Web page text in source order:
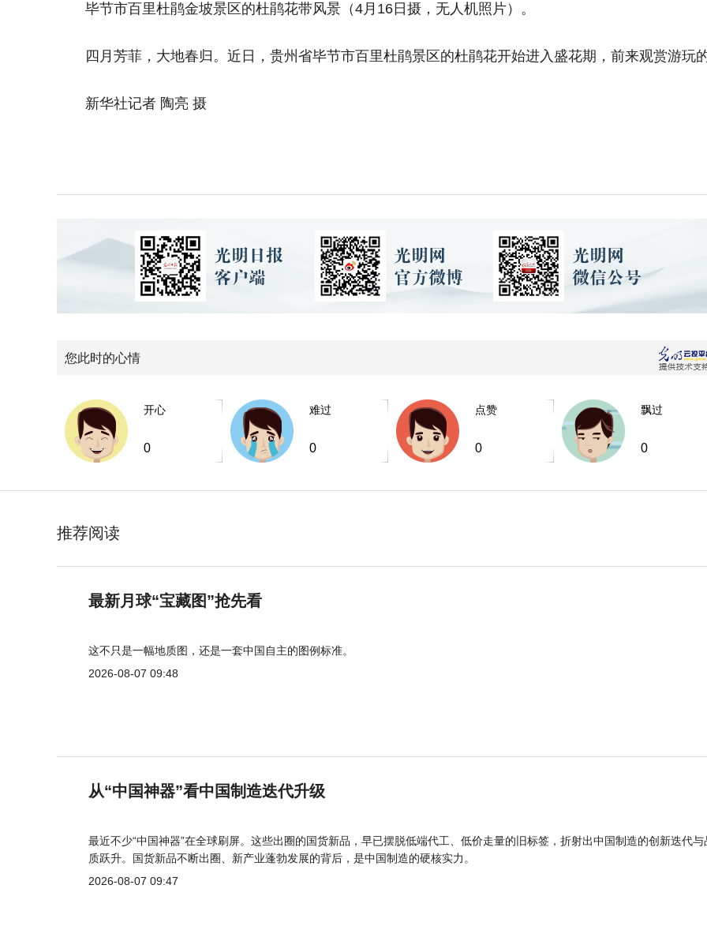
毕节市百里杜鹃金坡景区的杜鹃花带风景（4月16日摄，无人机照片）。
四月芳菲，大地春归。近日，贵州省毕节市百里杜鹃景区的杜鹃花开始进入盛花期，前来观赏游玩
新华社记者 陶亮 摄
您此时的心情
开心
0
难过
0
点赞
0
飘过
0
推荐阅读
最新月球“宝藏图”抢先看
这不只是一幅地质图，还是一套中国自主的图例标准。
2026-08-07 09:48
从“中国神器”看中国制造迭代升级
最近不少“中国神器”在全球刷屏。这些出圈的国货新品，早已摆脱低端代工、低价走量的旧标签，折射出中国制造的创新迭代与
质跃升。国货新品不断出圈、新产业蓬勃发展的背后，是中国制造的硬核实力。
2026-08-07 09:47